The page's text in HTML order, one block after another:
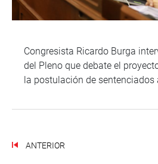
Congresista Ricardo Burga
del Pleno que debate el
la postulación de sentenciados
ANTERIOR